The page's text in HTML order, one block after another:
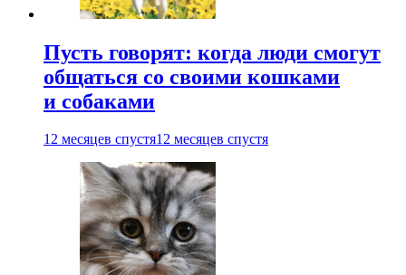
Пусть говорят: когда люди смогут
общаться со своими кошками
и собаками
12 месяцев спустя12 месяцев спустя